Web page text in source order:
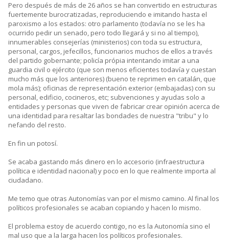
Pero después de más de 26 años se han convertido en estructuras
fuertemente burocratizadas, reproduciendo e imitando hasta el
paroxismo a los estados: otro parlamento (todavía no se les ha
ocurrido pedir un senado, pero todo llegará y si no al tiempo),
innumerables consejerías (ministerios) con toda su estructura,
personal, cargos, jefecillos, funcionarios muchos de ellos a través
del partido gobernante; policía própia intentando imitar a una
guardia civil o ejército (que son menos eficientes todavía y cuestan
mucho más que los anteriores) (bueno te reprimen en catalán, que
mola más); oficinas de representación exterior (embajadas) con su
personal, edificio, cocineros, etc; subvenciones y ayudas solo a
entidades y personas que viven de fabricar crear opinión acerca de
una identidad para resaltar las bondades de nuestra "tribu" y lo
nefando del resto.
En fin un potosí.
Se acaba gastando más dinero en lo accesorio (infraestructura
política e identidad nacional) y poco en lo que realmente importa al
ciudadano.
Me temo que otras Autonomías van por el mismo camino. Al final los
políticos profesionales se acaban copiando y hacen lo mismo.
El problema estoy de acuerdo contigo, no es la Autonomía sino el
mal uso que a la larga hacen los políticos profesionales.